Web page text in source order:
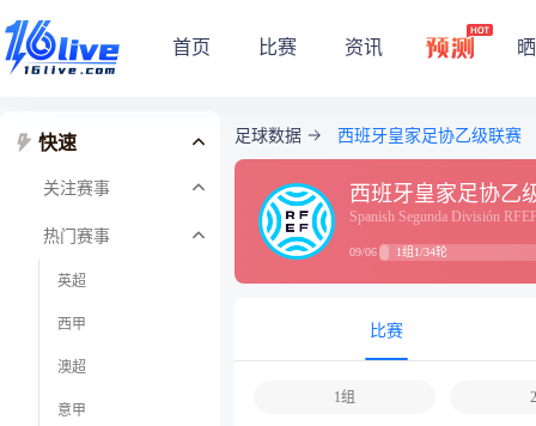
首页 比赛 资讯
快速
关注赛事
热门赛事
英超
西甲
澳超
意甲
足球数据 西班牙皇家足协乙级联赛
西班牙皇家足协乙
Spanish Segunda División
09/06 1组1/34轮
比赛
1组